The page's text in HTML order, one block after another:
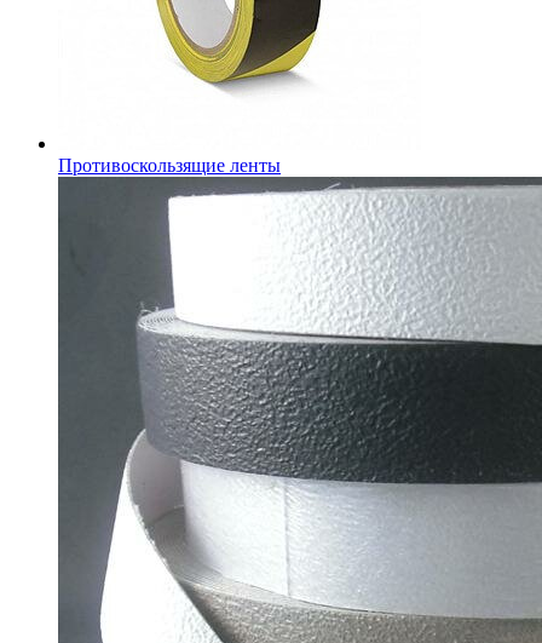
Противоскользящие ленты